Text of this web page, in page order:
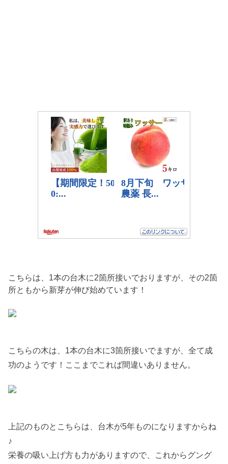
こちらは、1本の台木に2箇所接いでおりますが、その2箇
所ともから新芽が伸び始めています！
こちらの木は、1本の台木に3箇所接いでますが、全て成
功のようです！ここまでこれば間違いありません。
上記のものとこちらは、台木が5年ものになりますからね
♪
栄養の吸い上げ方も力がありますので、これからグング